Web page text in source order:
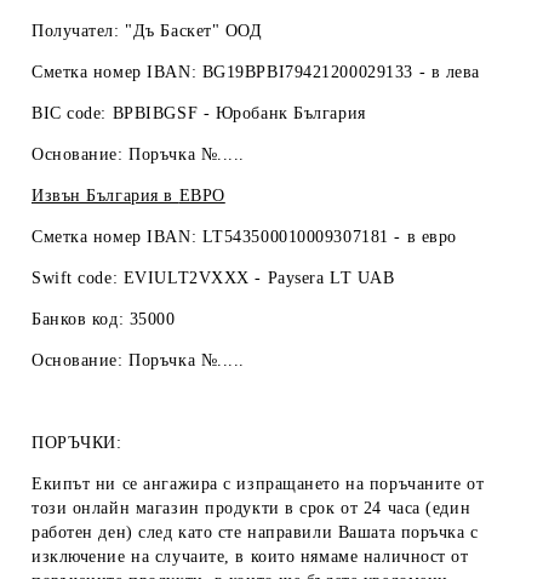
Получател: "Дъ Баскет" ООД
Сметка номер IBAN: BG19BPBI79421200029133 - в лева
BIC code: BPBIBGSF - Юробанк България
Основание: Поръчка №.....
Извън България в ЕВРО
Сметка номер IBAN: LT543500010009307181 - в евро
Swift code: EVIULT2VXXX - Paysera LT UAB
Банков код: 35000
Основание: Поръчка №.....
ПОРЪЧКИ:
Екипът ни се ангажира с изпращането на поръчаните от
този онлайн магазин продукти в срок от 24 часа (един
работен ден) след като сте направили Вашата поръчка с
изключение на случаите, в които нямаме наличност от